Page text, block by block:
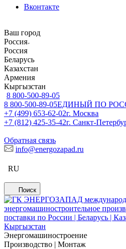
Вконтакте
Ваш город
Россия
Россия
Беларусь
Казахстан
Армения
Кыргызстан
8 800-500-89-05
8 800-500-89-05ЕДИНЫЙ ПО
+7 (499) 653-62-02г. Москва
+7 (812) 425-35-42г. Санкт-
Обратная связь
info@energozapad.ru
RU
Поиск
Энергомашиностроение
Производство | Монтаж